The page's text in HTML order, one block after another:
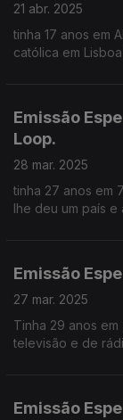
21 abr. 2025
tinha 17 anos em
católica em
Emissão
Loop.
28 mar. 2025
tinha 27 anos em
lhe deu um país e
Emissão
27 mar. 2025
Tinha 29 anos
televisão e de
Emissão